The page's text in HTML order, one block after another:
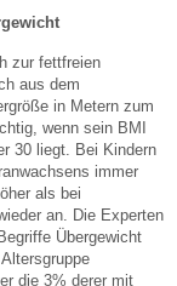
zur fettfreien
aus dem
in Metern zum
wenn sein BMI
30 liegt. Bei Kindern
immer
als bei
an. Die Experten
Übergewicht
die 3% derer mit